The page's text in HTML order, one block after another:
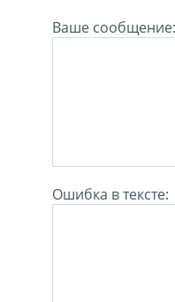
Ваше сообщение:
Ошибка в тексте: